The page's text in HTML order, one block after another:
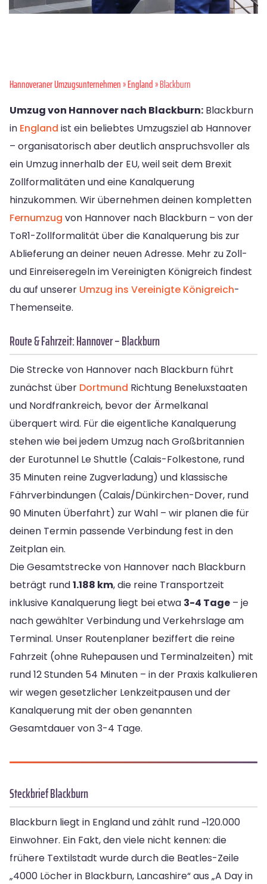
Hannoveraner Umzugsunternehmen»England» Blackburn
Umzug von Hannover nach Blackburn: Blackburn
in England ist ein beliebtes Umzugsziel ab Hannover
– organisatorisch aber deutlich anspruchsvoller als
ein Umzug innerhalb der EU, weil seit dem Brexit
Zollformalitäten und eine Kanalquerung
hinzukommen. Wir übernehmen deinen kompletten
Fernumzug von Hannover nach Blackburn – von der
ToR1-Zollformalität über die Kanalquerung bis zur
Ablieferung an deiner neuen Adresse. Mehr zu Zoll-
und Einreiseregeln im Vereinigten Königreich findest
du auf unserer Umzug ins Vereinigte Königreich-
Themenseite.
Route & Fahrzeit: Hannover – Blackburn
Die Strecke von Hannover nach Blackburn führt
zunächst über Dortmund Richtung Beneluxstaaten
und Nordfrankreich, bevor der Ärmelkanal
überquert wird. Für die eigentliche Kanalquerung
stehen wie bei jedem Umzug nach Großbritannien
der Eurotunnel Le Shuttle (Calais-Folkestone, rund
35 Minuten reine Zugverladung) und klassische
Fährverbindungen (Calais/Dünkirchen-Dover, rund
90 Minuten Überfahrt) zur Wahl – wir planen die für
deinen Termin passende Verbindung fest in den
Zeitplan ein.
Die Gesamtstrecke von Hannover nach Blackburn
beträgt rund1.188 km, die reine Transportzeit
inklusive Kanalquerung liegt bei etwa 3-4 Tage – je
nach gewählter Verbindung und Verkehrslage am
Terminal. Unser Routenplaner beziffert die reine
Fahrzeit (ohne Ruhepausen und Terminalzeiten) mit
rund 12 Stunden 54 Minuten – in der Praxis kalkulieren
wir wegen gesetzlicher Lenkzeitpausen und der
Kanalquerung mit der oben genannten
Gesamtdauer von 3-4 Tage.
Steckbrief Blackburn
Blackburn liegt in England und zählt rund ~120.000
Einwohner. Ein Fakt, den viele nicht kennen: die
frühere Textilstadt wurde durch die Beatles-Zeile
„4000 Löcher in Blackburn, Lancashire“ aus „A Day in